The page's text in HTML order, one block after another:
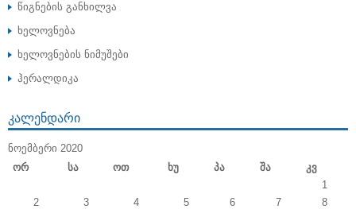
წიგნების განხილვა
ხელოვნება
ხელოვნების ნიმუშები
ჰერალდიკა
ᲙᲐᲚᲔᲜᲓᲐᲠᲘ
ᲜᲝᲔᲛᲑᲔᲠᲘ 2020
Ორ
Სა Ოთ Ხუ Პა Შა Კვ
1
2
3 4 5 6 7
8